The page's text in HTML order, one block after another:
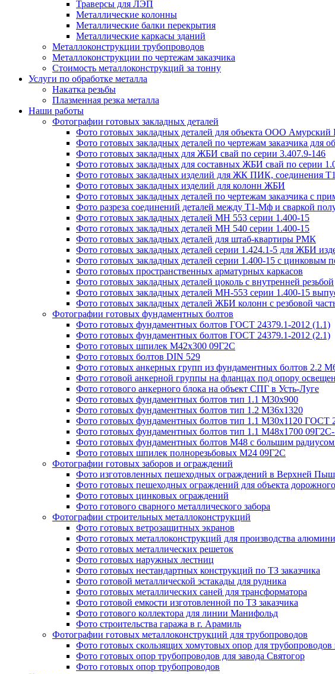
Траверсы для ЛЭП
Металлические колонны
Металлические балки перекрытия
Металлические каркасы зданий
Металлоконструкции трубопроводов
Металлоконструкции по чертежам заказчика
Cтоимость металлоконструкций за тонну
Услуги по обработке металла
Накатка резьбы
Плазменная резка металла
Наши работы
Фотографии готовых закладных деталей
Фото готовых закладных деталей для объекта ООО
Фото готовых закладных деталей по чертежам заказчика для
Фото готовых закладных для ЖБИ свай по серии 3.407.9-146
Фото готовых закладных для составных ЖБИ свай по серии
Фото готовых закладных изделий для ЖК ПИК, соединения
Фото готовых закладных изделий для колонн ЖБИ
Фото готовых закладных деталей по чертежам заказчика с
Фото разреза соединений деталей между Т1-Мф и сваркой
Фото готовых закладных деталей МН 553 серии 1.400-15
Фото готовых закладных деталей МН 540 серии 1.400-15
Фото готовых закладных деталей для штаб-квартиры РМК
Фото готовых закладных деталей серии 1.424.1-5 для ЖБИ
Фото готовых закладных деталей серии 1.400-15 с цинковым
Фото готовых пространственных арматурных каркасов
Фото готовых закладных деталей цоколь с внутренней резьбой
Фото готовых закладных деталей МН-553 серии 1.400-15
Фото готовых закладных деталей ЖБИ колонн с резбовой
Фотографии готовых фундаментных болтов
Фото готовых фундаментных болтов ГОСТ 24379.1-2012 (1.1)
Фото готовых фундаментных болтов ГОСТ 24379.1-2012 (2.1)
Фото готовых шпилек М42х300 09Г2С
Фото готовых болтов DIN 529
Фото готовых анкерных групп из фундаментных болтов 2.2
Фото готовой анкерной группы на фланцах под опору
Фото готового анкерного блока на объект СПГ в Усть-Луге
Фото готовых фундаментных болтов тип 1.1 М30х900
Фото готовых фундаментных болтов тип 1.2 М36х1320
Фото готовых фундаментных болтов тип 1.1 М30х1120 ГОСТ
Фото готовых фундаментных болтов тип 1.1 М48х1700
Фото готовых фундаментных болтов М48 с большим радиусом
Фото готовых шпилек полнорезьбовых М24 09Г2С
Фотографии готовых заборов и ограждений
Фото изготовленных пешеходных ограждений в Верхней
Фото готовых пешеходных ограждений для объекта дорожного
Фото готовых цинковых ограждений
Фото готового сварного металлического забора
Фотографии строительных металлоконструкций
Фото готовых ветрозащитных экранов
Фото готовых металлоконструкций для производства
Фото готовых металлических решеток
Фото готовых наружных лестниц
Фото готовых нестандартных конструкций по ТЗ заказчика
Фото готовой металлической эстакады для рудника
Фото готовых металлических саней для трансформатора
Фото готовой емкости изготовленной по ТЗ заказчика
Фото готового коллектора для линии Манифольд
Фото строительства гаража в г. Арамиль
Фотографии готовых металлоконструкций для трубопроводов
Фото готовых скользящих хомутовых опор для
Фото готовых опор трубопроводов для завода Святогор
Фото готовых опор трубопроводов